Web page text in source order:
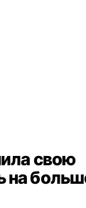
свою
на